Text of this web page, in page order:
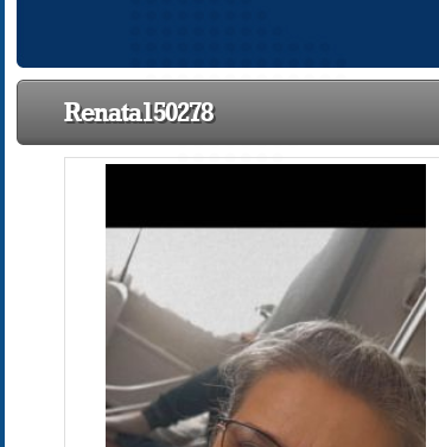
Renata150278